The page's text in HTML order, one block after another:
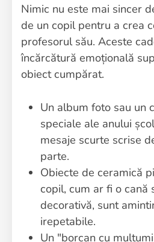
Nimic nu este mai sincer
de un copil pentru a crea
profesorul său. Aceste
încărcătură emoțională
obiect cumpărat.
Un album foto sau un
speciale ale anului
mesaje scurte scrise
parte.
Obiecte de ceramică
copil, cum ar fi o cană
decorativă, sunt
irepetabile.
Un "borcan cu